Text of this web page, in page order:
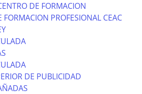
DE FORMACION
FORMACION PROFESIONAL CEAC
DE PUBLICIDAD